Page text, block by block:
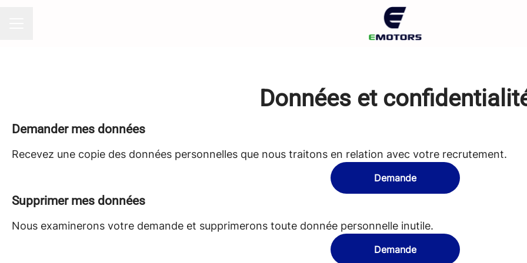
Données et
Demander mes données
Recevez une copie des données personnelles que nous traitons en relation avec votre recrutement.
Demande
Supprimer mes données
Nous examinerons votre demande et supprimerons toute donnée personnelle inutile.
Demande